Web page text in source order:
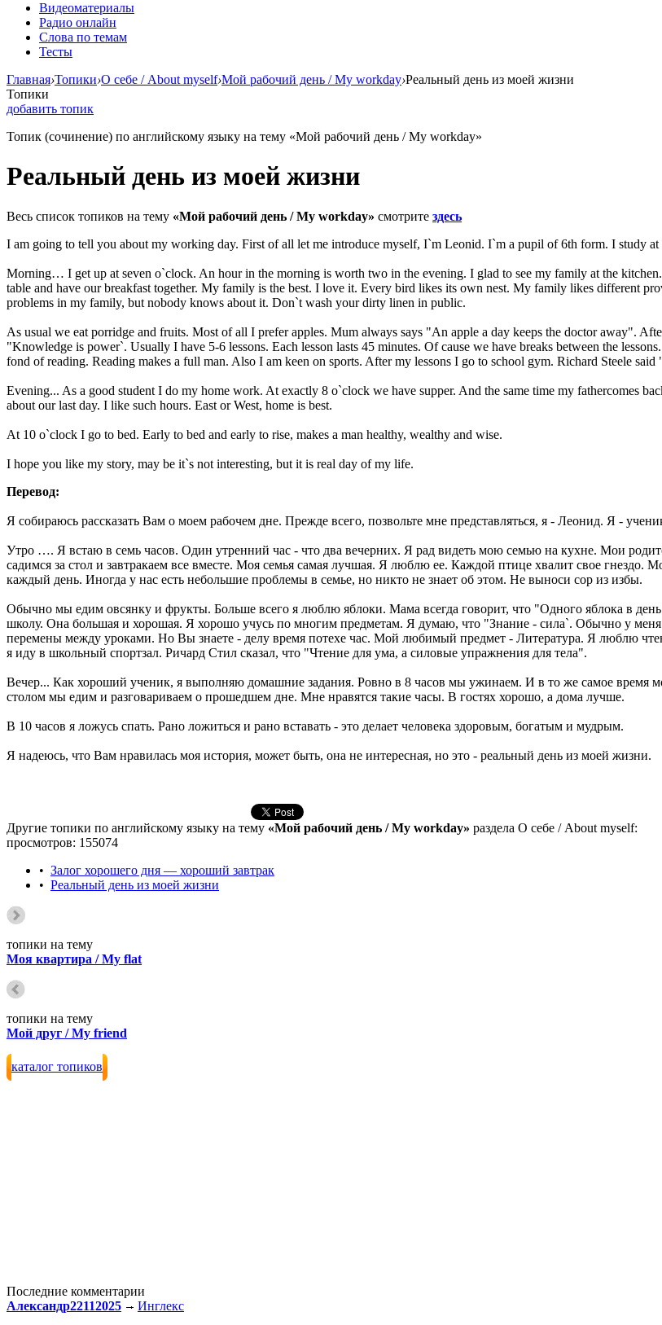
Видеоматериалы
Радио онлайн
Слова по темам
Тесты
Главная›Топики›О себе / About myself›Мой рабочий день / My workday›Реальный день из моей жизни
Топики
добавить топик
Топик (сочинение) по английскому языку на тему «Мой рабочий день / My workday»
Реальный день из моей жизни
Весь список топиков на тему «Мой рабочий день / My workday» смотрите здесь
I am going to tell you about my working day. First of all let me introduce myself, I`m Leonid. I`m a pupil of 6th form. I study
Morning… I get up at seven o`clock. An hour in the morning is worth two in the evening. I glad to see my family at the
table and have our breakfast together. My family is the best. I love it. Every bird likes its own nest. My family likes different
problems in my family, but nobody knows about it. Don`t wash your dirty linen in public.
As usual we eat porridge and fruits. Most of all I prefer apples. Mum always says "An apple a day keeps the doctor away".
"Knowledge is power`. Usually I have 5-6 lessons. Each lesson lasts 45 minutes. Of cause we have breaks between the
fond of reading. Reading makes a full man. Also I am keen on sports. After my lessons I go to school gym. Richard Steele
Evening... As a good student I do my home work. At exactly 8 o`clock we have supper. And the same time my fathercomes
about our last day. I like such hours. East or West, home is best.
At 10 o`clock I go to bed. Early to bed and early to rise, makes a man healthy, wealthy and wise.
I hope you like my story, may be it`s not interesting, but it is real day of my life.
Перевод:
Я собираюсь рассказать Вам о моем рабочем дне. Прежде всего, позвольте мне представляться, я - Леонид. Я -
Утро …. Я встаю в семь часов. Один утренний час - что два вечерних. Я рад видеть мою семью на кухне. Мои
садимся за стол и завтракаем все вместе. Моя семья самая лучшая. Я люблю ее. Каждой птице хвалит свое
каждый день. Иногда у нас есть небольшие проблемы в семье, но никто не знает об этом. Не выноси сор из избы.
Обычно мы едим овсянку и фрукты. Больше всего я люблю яблоки. Мама всегда говорит, что "Одного яблока в день
школу. Она большая и хорошая. Я хорошо учусь по многим предметам. Я думаю, что "Знание - сила`. Обычно у
перемены между уроками. Но Вы знаете - делу время потехе час. Мой любимый предмет - Литература. Я люблю
я иду в школьный спортзал. Ричард Стил сказал, что "Чтение для ума, а силовые упражнения для тела".
Вечер... Как хороший ученик, я выполняю домашние задания. Ровно в 8 часов мы ужинаем. И в то же самое время
столом мы едим и разговариваем о прошедшем дне. Мне нравятся такие часы. В гостях хорошо, а дома лучше.
В 10 часов я ложусь спать. Рано ложиться и рано вставать - это делает человека здоровым, богатым и мудрым.
Я надеюсь, что Вам нравилась моя история, может быть, она не интересная, но это - реальный день из моей жизни.
Другие топики по английскому языку на тему «Мой рабочий день / My workday» раздела О себе / About myself:
просмотров: 155074
• Залог хорошего дня — хороший завтрак
• Реальный день из моей жизни
топики на тему
Моя квартира / My flat
топики на тему
Мой друг / My friend
каталог топиков
Последние комментарии
Александр22112025
Инглекс